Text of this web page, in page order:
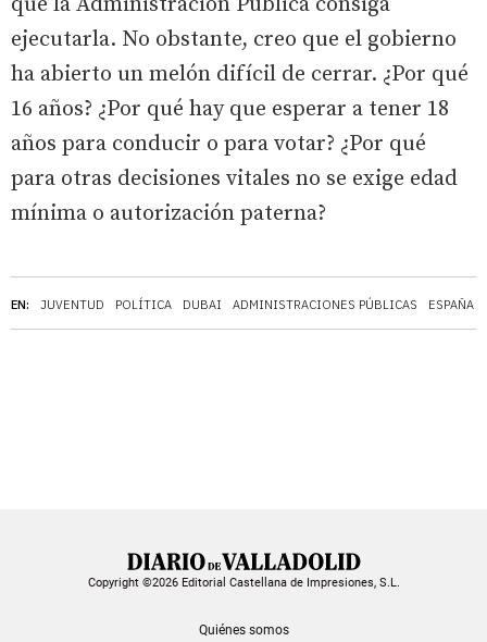
EN: JUVENTUD POLÍTICA DUBAI ADMINISTRACIONES PÚBLICAS ESPAÑA
ejecutarla. No obstante, creo que el gobierno
ha abierto un melón difícil de cerrar. ¿Por qué
16 años? ¿Por qué hay que esperar a tener 18
años para conducir o para votar? ¿Por qué
para otras decisiones vitales no se exige edad
mínima o autorización paterna?
Copyright ©2026 Editorial Castellana de Impresiones, S.L.
Quiénes somos